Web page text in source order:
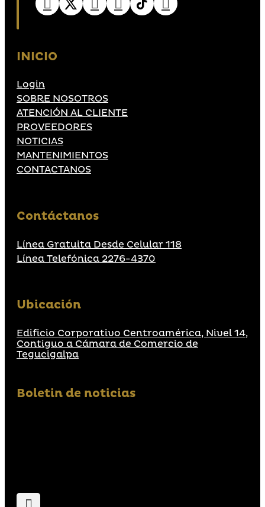
INICIO
Login
SOBRE NOSOTROS
ATENCIÓN AL CLIENTE
PROVEEDORES
NOTICIAS
MANTENIMIENTOS
CONTACTANOS
Contáctanos
Línea Gratuita Desde Celular 118
Línea Telefónica 2276-4370
Ubicación
Edificio Corporativo Centroamérica, Nivel 14,
Contiguo a Cámara de Comercio de
Tegucigalpa
Boletin de noticias